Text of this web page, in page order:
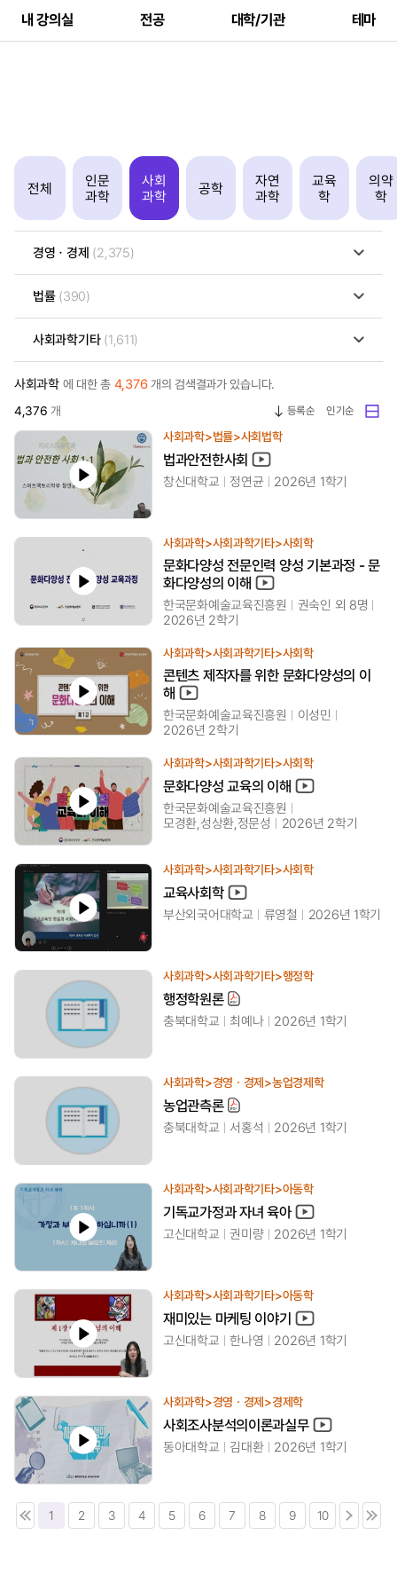
내 강의실 전공 대학/기관 테마
전체
인문
과학
사회
과학
공학
자연
과학
교육
학
의약
학
경영ㆍ경제 (2,375)
법률 (390)
사회과학기타 (1,611)
사회과학에 대한 총 4,376개의 검색결과가 있습니다.
4,376 개 등록순 인기순
사회과학>법률>사회법학
법과안전한사회
창신대학교 정연균 2026년 1학기
사회과학>사회과학기타>사회학
문화다양성 전문인력 양성 기본과정 - 문
화다양성의 이해
한국문화예술교육진흥원
권숙인 외 8명
2026년 2학기
사회과학>사회과학기타>사회학
콘텐츠 제작자를 위한 문화다양성의 이
해
한국문화예술교육진흥원
이성민
2026년 2학기
사회과학>사회과학기타>사회학
문화다양성 교육의 이해
한국문화예술교육진흥원
모경환,성상환,정문성
2026년 2학기
사회과학>사회과학기타>사회학
교육사회학
부산외국어대학교 류영철 2026년 1학기
사회과학>사회과학기타>행정학
행정학원론
충북대학교 최예나 2026년 1학기
사회과학>경영ㆍ경제>농업경제학
농업관측론
충북대학교 서홍석 2026년 1학기
사회과학>사회과학기타>아동학
기독교가정과 자녀 육아
고신대학교 권미량 2026년 1학기
사회과학>사회과학기타>아동학
재미있는 마케팅 이야기
고신대학교 한나영 2026년 1학기
사회과학>경영ㆍ경제>경제학
사회조사분석의이론과실무
동아대학교 김대환 2026년 1학기
1 2 3 4 5 6 7 8 9 10